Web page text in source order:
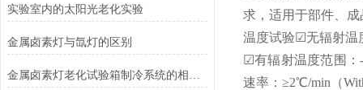
实验室内的太阳光老化实验
金属卤素灯与氙灯的区别
求，适用于部件、
温度试验☑无辐射
☑有辐射温度范围
速率：≥2℃/min（